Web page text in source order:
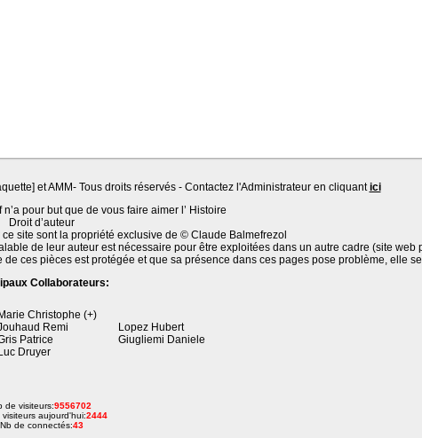
et AMM- Tous droits réservés - Contactez l'Administrateur en cliquantici
pour but que de vous faire aimer l’ Histoire
Droit d’auteur
site sont la propriété exclusive de © Claude Balmefrezol
de leur auteur est nécessaire pour être exploitées dans un autre cadre (site web
ces pièces est protégée et que sa présence dans ces pages pose problème, elle
Collaborateurs:
Marie Christophe (+)
Remi
Patrice
Luc Druyer
Lopez Hubert
Giugliemi Daniele
de visiteurs:9556702
visiteurs aujourd'hui:2444
Nb de connectés:43